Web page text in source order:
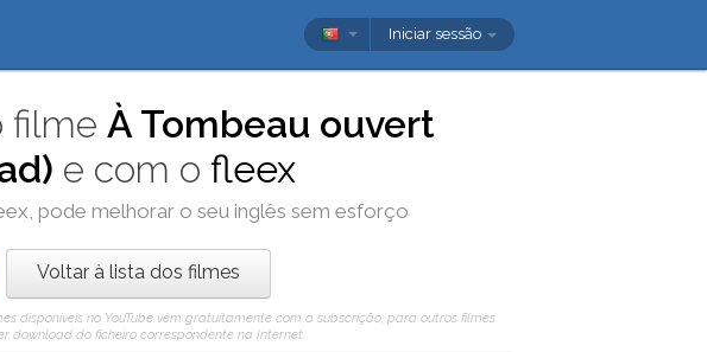
Iniciar sessão
filmeÀ Tombeau ouvert
e com ofleex
, pode melhorar o seu inglês sem esforço
Voltar à lista dos filmes
disponíveis no YouTube vêm gratuitamente com a subscrição; para outros filmes
download do ficheiro correspondente na Internet.